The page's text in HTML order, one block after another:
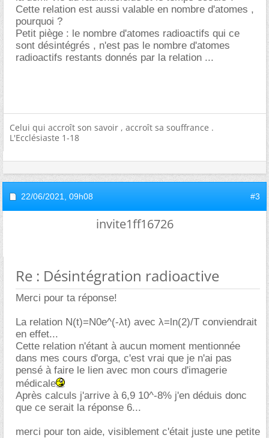
Cette relation est aussi valable en nombre d'atomes ,
pourquoi ?
Petit piège : le nombre d'atomes radioactifs qui ce
sont désintégrés , n'est pas le nombre d'atomes
radioactifs restants donnés par la relation ...
Celui qui accroît son savoir , accroît sa souffrance .
L'Ecclésiaste 1-18
22/06/2021, 09h08 #3
invite1ff16726
Re : Désintégration radioactive
Merci pour ta réponse!
La relation N(t)=N0e^(-λt) avec λ=ln(2)/T conviendrait
en effet...
Cette relation n'étant à aucun moment mentionnée
dans mes cours d'orga, c'est vrai que je n'ai pas
pensé à faire le lien avec mon cours d'imagerie
médicale
Après calculs j'arrive à 6,9 10^-8% j'en déduis donc
que ce serait la réponse 6...
merci pour ton aide, visiblement c'était juste une petite